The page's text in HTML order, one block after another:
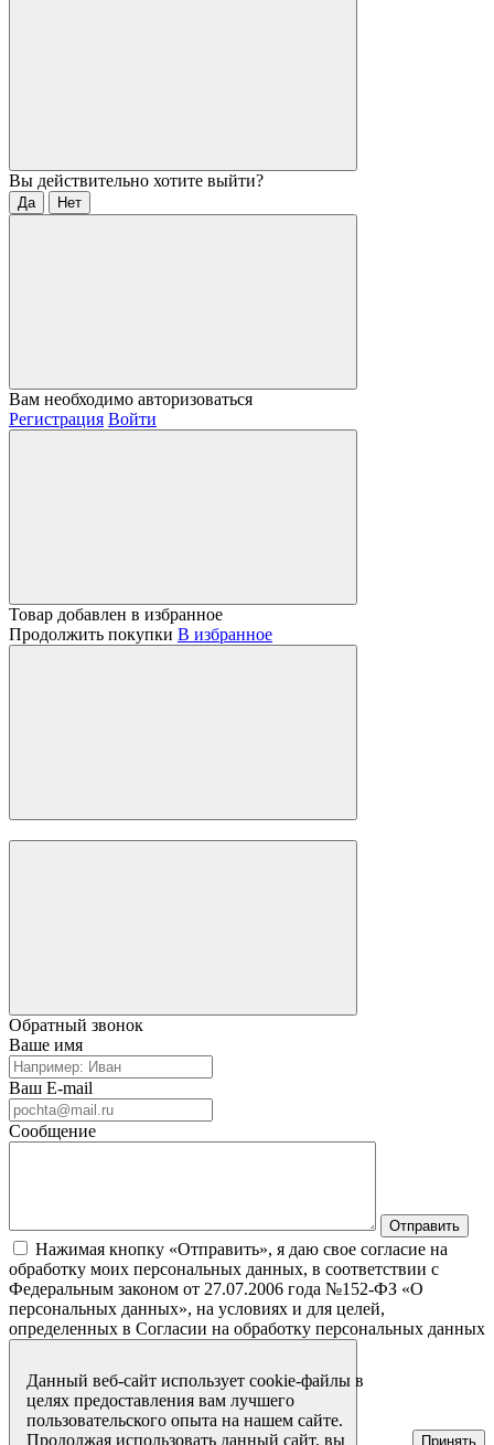
Вы действительно хотите выйти?
Да Нет
Вам необходимо авторизоваться
Регистрация Войти
Товар добавлен в избранное
Продолжить покупки В избранное
Обратный звонок
Ваше имя
Ваш E-mail
Сообщение
Нажимая кнопку «Отправить», я даю свое согласие на
обработку моих персональных данных, в соответствии с
Федеральным законом от 27.07.2006 года №152-ФЗ «О
персональных данных», на условиях и для целей,
определенных в Согласии на обработку персональных данных
Данный веб-сайт использует cookie-файлы в
целях предоставления вам лучшего
пользовательского опыта на нашем сайте.
Продолжая использовать данный сайт, вы
Принять